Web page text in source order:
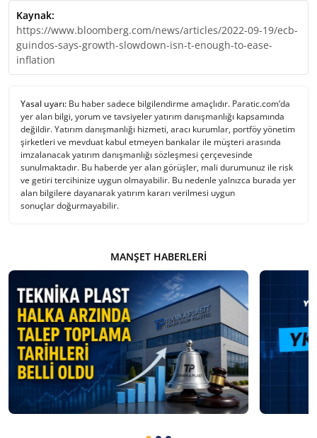
Kaynak:
https://www.bloomberg.com/news/articles/2022-09-19/ecb-
guindos-says-growth-slowdown-isn-t-enough-to-ease-
inflation
Yasal uyarı: Bu haber sadece bilgilendirme amaçlıdır. Paratic.com’da
yer alan bilgi, yorum ve tavsiyeler yatırım danışmanlığı kapsamında
değildir. Yatırım danışmanlığı hizmeti, aracı kurumlar, portföy yönetim
şirketleri ve mevduat kabul etmeyen bankalar ile müşteri arasında
imzalanacak yatırım danışmanlığı sözleşmesi çerçevesinde
sunulmaktadır. Bu haberde yer alan görüşler, mali durumunuz ile risk
ve getiri tercihinize uygun olmayabilir. Bu nedenle yalnızca burada yer
alan bilgilere dayanarak yatırım kararı verilmesi uygun
sonuçlar doğurmayabilir.
MANŞET HABERLERI